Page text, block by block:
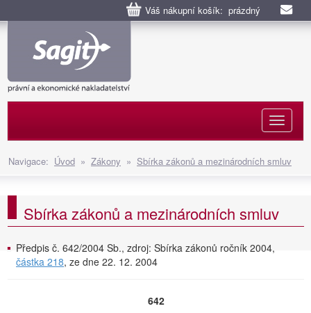
Váš nákupní košík: prázdný
Navigace: Úvod » Zákony » Sbírka zákonů a mezinárodních smluv
Sbírka zákonů a mezinárodních smluv
Předpis č. 642/2004 Sb., zdroj: Sbírka zákonů ročník 2004,
částka 218, ze dne 22. 12. 2004
642